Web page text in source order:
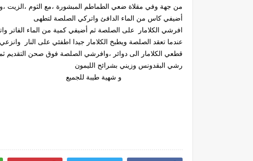
من جهة وفي مقلاة ضعي الطماطم المبشورة ،مع الثوم ،الزيت
أضيفي كاس من الماء الدافئ واتركي الصلصة لتطهى
افرشي الكلامار على الصلصة ثم أضيفي كمية من الماء
عندما تعقد الصلصة ويطبخ الكلامار جيدا اطفئي على النار
قطعي الكلامار الى دوائر ،وافرشي الصلصة فوق صحن التقديم
رشي البقدونس وزيني بشرائح الليمون
و شهية طيبة للجميع